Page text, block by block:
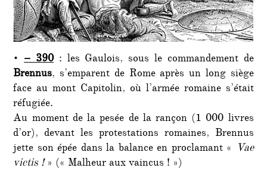
•– 390: les Gaulois, sous le commandement de
Brennus, s’emparent de Rome après un long siège
face au mont Capitolin, où l’armée romaine s’était
réfugiée.
Au moment de la pesée de la rançon (1 000 livres
d’or), devant les protestations romaines, Brennus
jette son épée dans la balance en proclamant « Vae
victis !» (« Malheur aux vaincus ! »)